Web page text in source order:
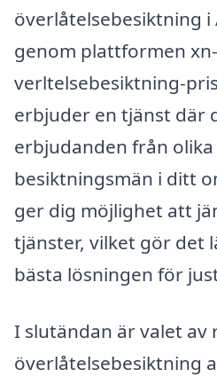
överlåtelsebesiktning i
genom plattformen
verltelsebesiktning-
erbjuder en tjänst där
erbjudanden från
besiktningsmän i ditt
ger dig möjlighet att
tjänster, vilket gör det
bästa lösningen för
I slutändan är valet
överlåtelsebesiktning